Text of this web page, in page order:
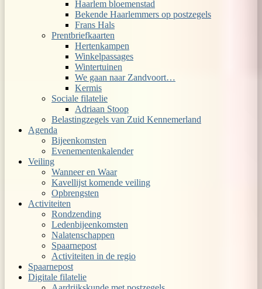
Haarlem bloemenstad
Bekende Haarlemmers op postzegels
Frans Hals
Prentbriefkaarten
Hertenkampen
Winkelpassages
Wintertuinen
We gaan naar Zandvoort…
Kermis
Sociale filatelie
Adriaan Stoop
Belastingzegels van Zuid Kennemerland
Agenda
Bijeenkomsten
Evenementenkalender
Veiling
Wanneer en Waar
Kavellijst komende veiling
Opbrengsten
Activiteiten
Rondzending
Ledenbijeenkomsten
Nalatenschappen
Spaarnepost
Activiteiten in de regio
Spaarnepost
Digitale filatelie